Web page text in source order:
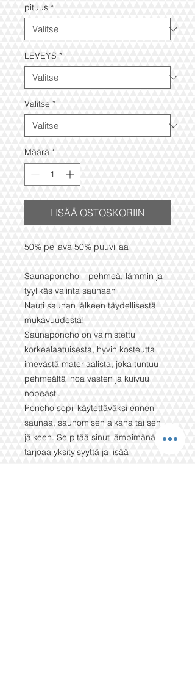
pituus *
LEVEYS *
Valitse *
Määrä *
LISÄÄ OSTOSKORIIN
50% pellava 50% puuvillaa
Saunaponcho – pehmeä, lämmin ja
tyylikäs valinta saunaan
Nauti saunan jälkeen täydellisestä
mukavuudesta!
Saunaponcho on valmistettu
korkealaatuisesta, hyvin kosteutta
imevästä materiaalista, joka tuntuu
pehmeältä ihoa vasten ja kuivuu
nopeasti.
Poncho sopii käytettäväksi ennen
saunaa, saunomisen aikana tai sen
jälkeen. Se pitää sinut lämpimänä,
tarjoaa yksityisyyttä ja lisää
rentoutumisen tunnetta.